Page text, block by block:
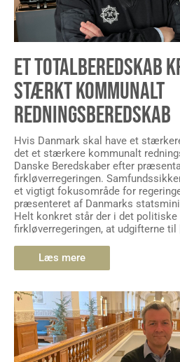
ET TOTALBEREDSKAB
STÆRKT KOMMUNALT
REDNINGSBEREDSKAB
Hvis Danmark skal have et
det et stærkere kommunalt
Danske Beredskaber efter
firkløverregeringen.
et vigtigt fokusområde for
præsenteret af Danmarks
Helt konkret står der i det politiske
firkløverregeringen, at udgifterne til
Læs mere